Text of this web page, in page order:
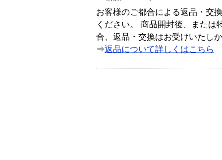
お客様のご都合による返品・交
ください。 商品開封後、または
合、返品・交換はお受けいたし
⇒返品について詳しくはこちら